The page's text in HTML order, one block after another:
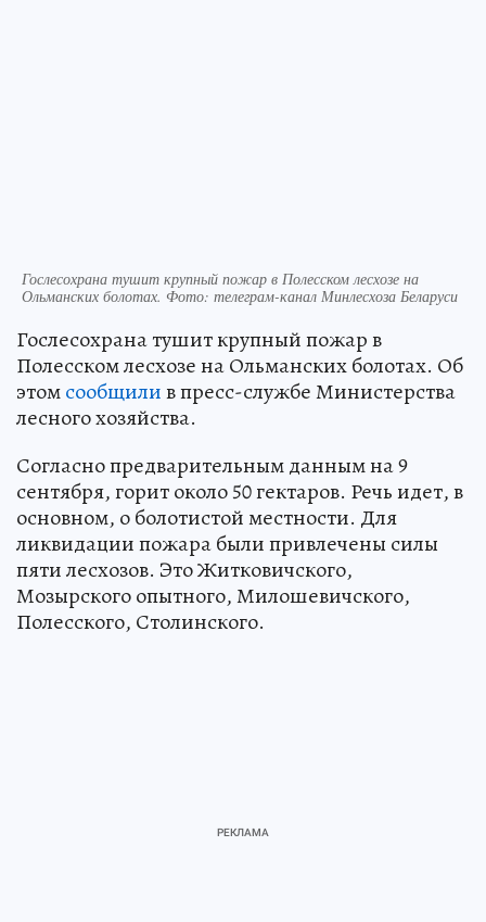
Гослесохрана тушит крупный пожар в Полесском лесхозе на
Ольманских болотах. Фото: телеграм-канал Минлесхоза Беларуси
Гослесохрана тушит крупный пожар в
Полесском лесхозе на Ольманских болотах. Об
этомсообщилив пресс-службе Министерства
лесного хозяйства.
Согласно предварительным данным на 9
сентября, горит около 50 гектаров. Речь идет, в
основном, о болотистой местности. Для
ликвидации пожара были привлечены силы
пяти лесхозов. Это Житковичского,
Мозырского опытного, Милошевичского,
Полесского, Столинского.